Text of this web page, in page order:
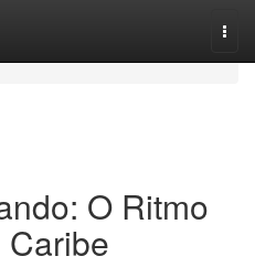
O Ritmo